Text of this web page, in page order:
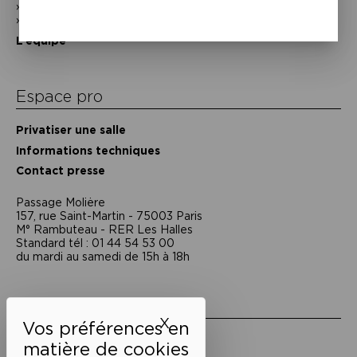
XMasquer le bandeau des
L’équipe
Espace pro
Privatiser une salle
Informations techniques
Contact presse
Passage Moliėre
157, rue Saint-Martin - 75003 Paris
M° Rambuteau - RER Les Halles
Standard tél : 01 44 54 53 00
du mardi au samedi de 15h à 18h
Mentions légales
Politique de confidentialité